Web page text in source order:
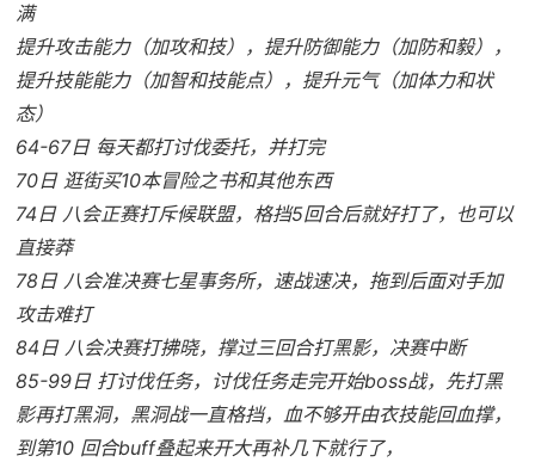
满
提升攻击能力（加攻和技），提升防御能力（加防和毅），
提升技能能力（加智和技能点），提升元气（加体力和状
态）
64-67日 每天都打讨伐委托，并打完
70日 逛街买10本冒险之书和其他东西
74日 八会正赛打斥候联盟，格挡5回合后就好打了，也可以
直接莽
78日 八会准决赛七星事务所，速战速决，拖到后面对手加
攻击难打
84日 八会决赛打拂晓，撑过三回合打黑影，决赛中断
85-99日 打讨伐任务，讨伐任务走完开始boss战，先打黑
影再打黑洞，黑洞战一直格挡，血不够开由衣技能回血撑，
到第10 回合buff叠起来开大再补几下就行了，